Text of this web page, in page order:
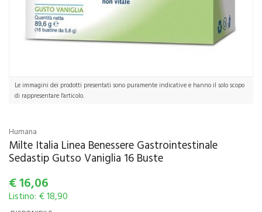
Le immagini dei prodotti presentati sono puramente indicative e hanno il solo scopo
di rappresentare l'articolo.
Humana
Milte Italia Linea Benessere Gastrointestinale
Sedastip Gutso Vaniglia 16 Buste
€16,06
Listino: € 18,90